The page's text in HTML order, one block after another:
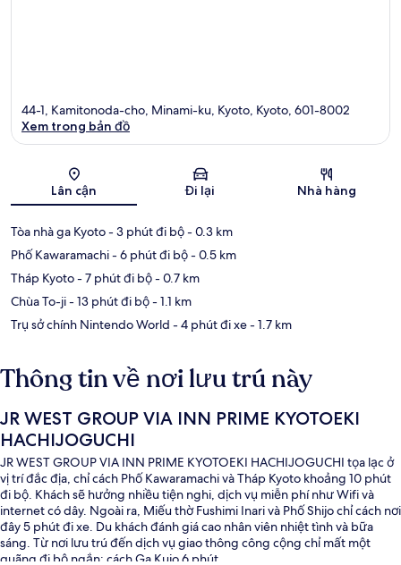
Bản đồ
44-1, Kamitonoda-cho, Minami-ku, Kyoto, Kyoto, 601-8002
Xem trong bản đồ
Lân cận Đi lại Nhà hàng
Tòa nhà ga Kyoto- 3 phút đi bộ- 0.3 km
Phố Kawaramachi- 6 phút đi bộ- 0.5 km
Tháp Kyoto- 7 phút đi bộ- 0.7 km
Chùa To-ji- 13 phút đi bộ- 1.1 km
Trụ sở chính Nintendo World - 4 phút đi xe- 1.7 km
Thông tin về nơi lưu trú này
JR WEST GROUP VIA INN PRIME KYOTOEKI
HACHIJOGUCHI
JR WEST GROUP VIA INN PRIME KYOTOEKI HACHIJOGUCHI tọa lạc ở
vị trí đắc địa, chỉ cách Phố Kawaramachi và Tháp Kyoto khoảng 10 phút
đi bộ. Khách sẽ hưởng nhiều tiện nghi, dịch vụ miễn phí như Wifi và
internet có dây. Ngoài ra, Miếu thờ Fushimi Inari và Phố Shijo chỉ cách nơi
đây 5 phút đi xe. Du khách đánh giá cao nhân viên nhiệt tình và bữa
sáng. Từ nơi lưu trú đến dịch vụ giao thông công cộng chỉ mất một
quãng đi bộ ngắn: cách Ga Kujo 6 phút.